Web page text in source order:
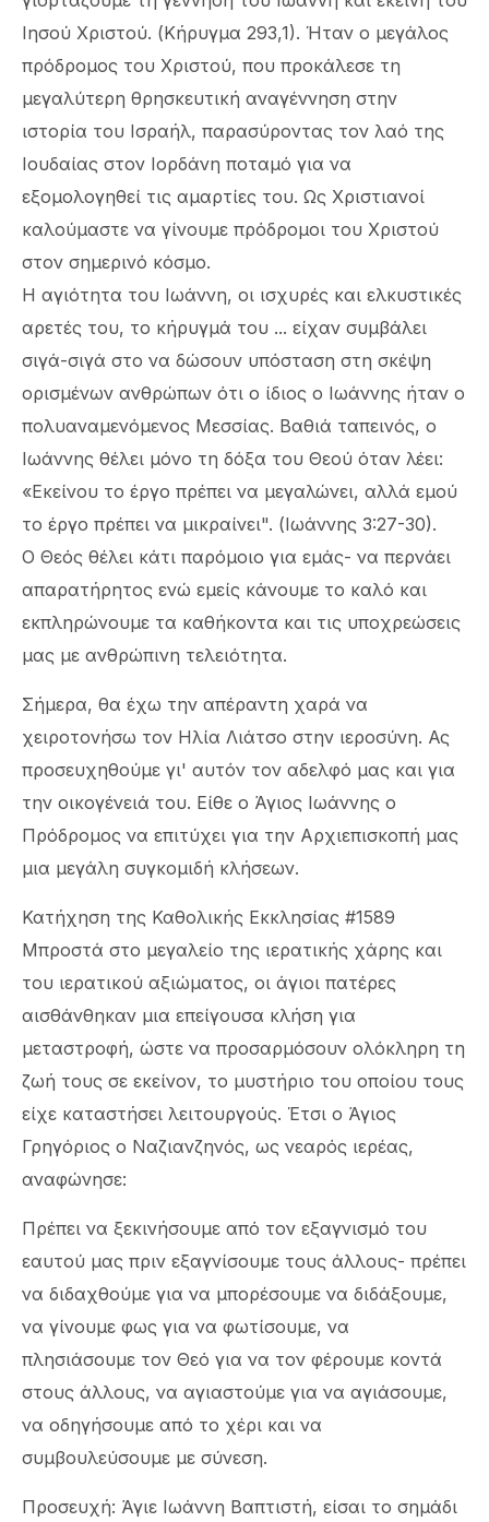
Ιησού Χριστού. (Κήρυγμα 293,1). Ήταν ο μεγάλος
πρόδρομος του Χριστού, που προκάλεσε τη
μεγαλύτερη θρησκευτική αναγέννηση στην
ιστορία του Ισραήλ, παρασύροντας τον λαό της
Ιουδαίας στον Ιορδάνη ποταμό για να
εξομολογηθεί τις αμαρτίες του. Ως Χριστιανοί
καλούμαστε να γίνουμε πρόδρομοι του Χριστού
στον σημερινό κόσμο.
Η αγιότητα του Ιωάννη, οι ισχυρές και ελκυστικές
αρετές του, το κήρυγμά του ... είχαν συμβάλει
σιγά-σιγά στο να δώσουν υπόσταση στη σκέψη
ορισμένων ανθρώπων ότι ο ίδιος ο Ιωάννης ήταν ο
πολυαναμενόμενος Μεσσίας. Βαθιά ταπεινός, ο
Ιωάννης θέλει μόνο τη δόξα του Θεού όταν λέει:
«Εκείνου το έργο πρέπει να μεγαλώνει, αλλά εμού
το έργο πρέπει να μικραίνει". (Ιωάννης 3:27-30).
Ο Θεός θέλει κάτι παρόμοιο για εμάς- να περνάει
απαρατήρητος ενώ εμείς κάνουμε το καλό και
εκπληρώνουμε τα καθήκοντα και τις υποχρεώσεις
μας με ανθρώπινη τελειότητα.
Σήμερα, θα έχω την απέραντη χαρά να
χειροτονήσω τον Ηλία Λιάτσο στην ιεροσύνη. Ας
προσευχηθούμε γι' αυτόν τον αδελφό μας και για
την οικογένειά του. Είθε ο Άγιος Ιωάννης ο
Πρόδρομος να επιτύχει για την Αρχιεπισκοπή μας
μια μεγάλη συγκομιδή κλήσεων.
Κατήχηση της Καθολικής Εκκλησίας #1589
Μπροστά στο μεγαλείο της ιερατικής χάρης και
του ιερατικού αξιώματος, οι άγιοι πατέρες
αισθάνθηκαν μια επείγουσα κλήση για
μεταστροφή, ώστε να προσαρμόσουν ολόκληρη τη
ζωή τους σε εκείνον, το μυστήριο του οποίου τους
είχε καταστήσει λειτουργούς. Έτσι ο Άγιος
Γρηγόριος ο Ναζιανζηνός, ως νεαρός ιερέας,
αναφώνησε:
Πρέπει να ξεκινήσουμε από τον εξαγνισμό του
εαυτού μας πριν εξαγνίσουμε τους άλλους- πρέπει
να διδαχθούμε για να μπορέσουμε να διδάξουμε,
να γίνουμε φως για να φωτίσουμε, να
πλησιάσουμε τον Θεό για να τον φέρουμε κοντά
στους άλλους, να αγιαστούμε για να αγιάσουμε,
να οδηγήσουμε από το χέρι και να
συμβουλεύσουμε με σύνεση.
Προσευχή: Άγιε Ιωάννη Βαπτιστή, είσαι το σημάδι